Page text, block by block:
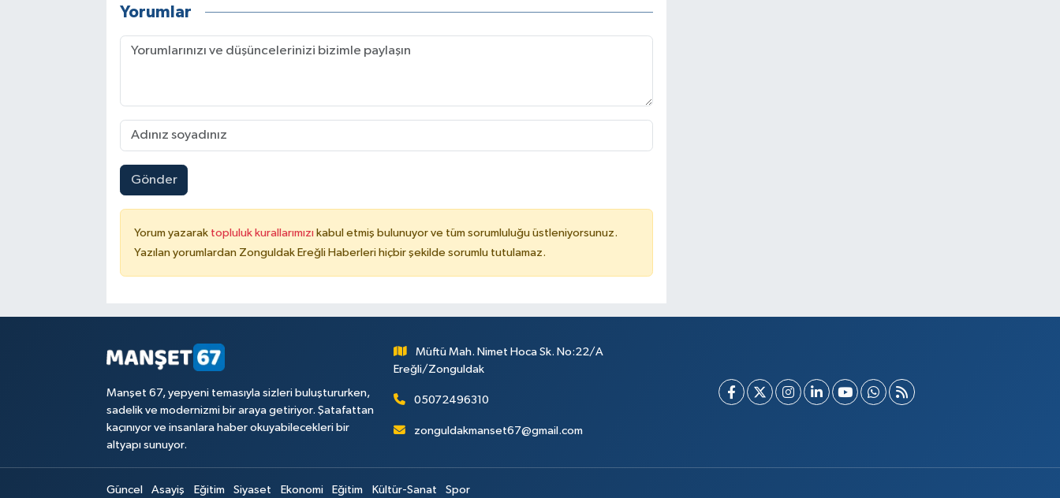
Yorumlar
Gönder
Yorum yazarak topluluk kurallarımızı kabul etmiş bulunuyor ve tüm sorumluluğu üstleniyorsunuz.
Yazılan yorumlardan Zonguldak Ereğli Haberleri hiçbir şekilde sorumlu tutulamaz.
Manşet 67, yepyeni temasıyla sizleri buluştururken,
sadelik ve modernizmi bir araya getiriyor. Şatafattan
kaçınıyor ve insanlara haber okuyabilecekleri bir
altyapı sunuyor.
Müftü Mah. Nimet Hoca Sk. No:22/A
Ereğli/Zonguldak
05072496310
zonguldakmanset67@gmail.com
Güncel Asayiş Eğitim Siyaset Ekonomi Eğitim Kültür-Sanat Spor